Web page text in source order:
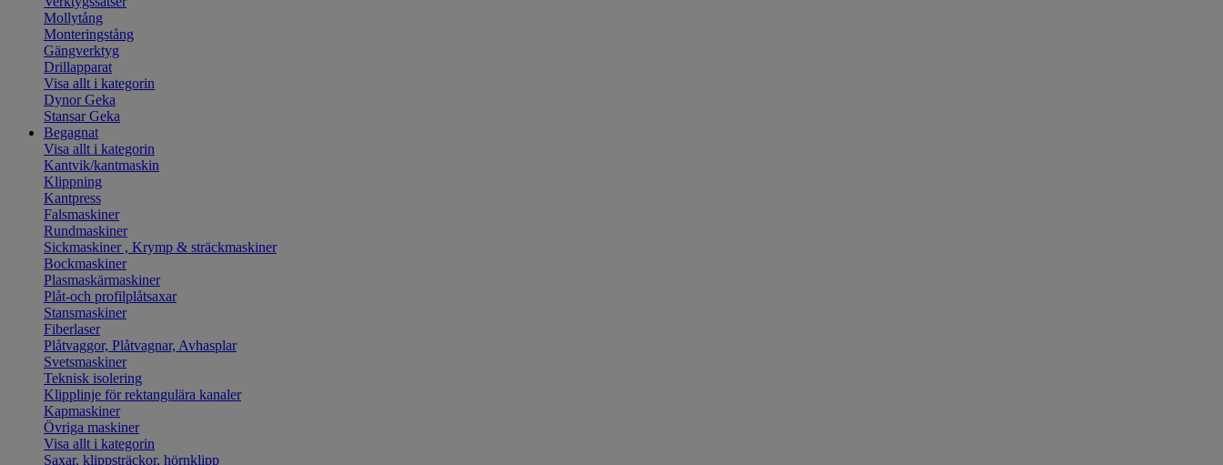
Mollytång
Monteringstång
Gängverktyg
Drillapparat
Visa allt i kategorin
Dynor Geka
Stansar Geka
Begagnat
Visa allt i kategorin
Kantvik/kantmaskin
Klippning
Kantpress
Falsmaskiner
Rundmaskiner
Sickmaskiner , Krymp & sträckmaskiner
Bockmaskiner
Plasmaskärmaskiner
Plåt-och profilplåtsaxar
Stansmaskiner
Fiberlaser
Plåtvaggor, Plåtvagnar, Avhasplar
Svetsmaskiner
Teknisk isolering
Klipplinje för rektangulära kanaler
Kapmaskiner
Övriga maskiner
Visa allt i kategorin
Saxar, klippsträckor, hörnklipp